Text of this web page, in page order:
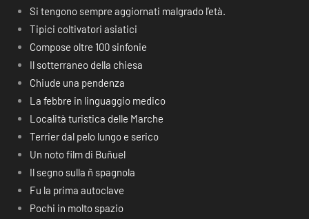
Si tengono sempre aggiornati malgrado l’età.
Tipici coltivatori asiatici
Compose oltre 100 sinfonie
Il sotterraneo della chiesa
Chiude una pendenza
La febbre in linguaggio medico
Località turistica delle Marche
Terrier dal pelo lungo e serico
Un noto film di Buñuel
Il segno sulla ñ spagnola
Fu la prima autoclave
Pochi in molto spazio